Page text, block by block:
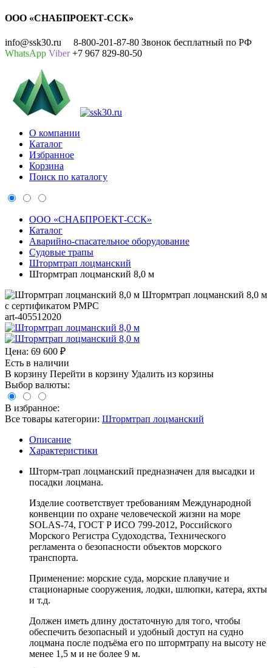
ООО «СНАБПРОЕКТ-ССК»
info@ssk30.ru
8-800-201-87-80 Звонок бесплатный по РФ
WhatsApp Viber+7 967 829-80-50
О компании
Каталог
Избранное
Корзина
Поиск по каталогу
ООО «СНАБПРОЕКТ-ССК»
Каталог
Аварийно-спасательное оборудование
Судовые трапы
Штормтрап лоцманский
Штормтрап лоцманский 8,0 м
Штормтрап лоцманский 8,0 м
с сертификатом РМРС
art-405512020
Цена: 69 600 ₽
Есть в наличии
В корзину Перейти в корзину Удалить из корзины
Выбор валюты:
В избранное:
Все товары категории: Штормтрап лоцманский
Описание
Характеристики
Шторм-трап лоцманский предназначен для высадки и
посадки лоцмана.
Изделие соответствует требованиям Международной
конвенции по охране человеческой жизни на море
SOLAS-74, ГОСТ Р ИСО 799-2012, Российского
Морского Регистра Судоходства, Технического
регламента о безопасности объектов морского
транспорта.
Применение: морские суда, морские плавучие и
стационарные сооружения, лодки, шлюпки, катера, яхты
и т.д.
Должен иметь длину достаточную для того, чтобы
обеспечить безопасный и удобный доступ на судно
лоцмана после подъёма его по штормтрапу на высоту не
менее 1,5 м и не более 9 м.